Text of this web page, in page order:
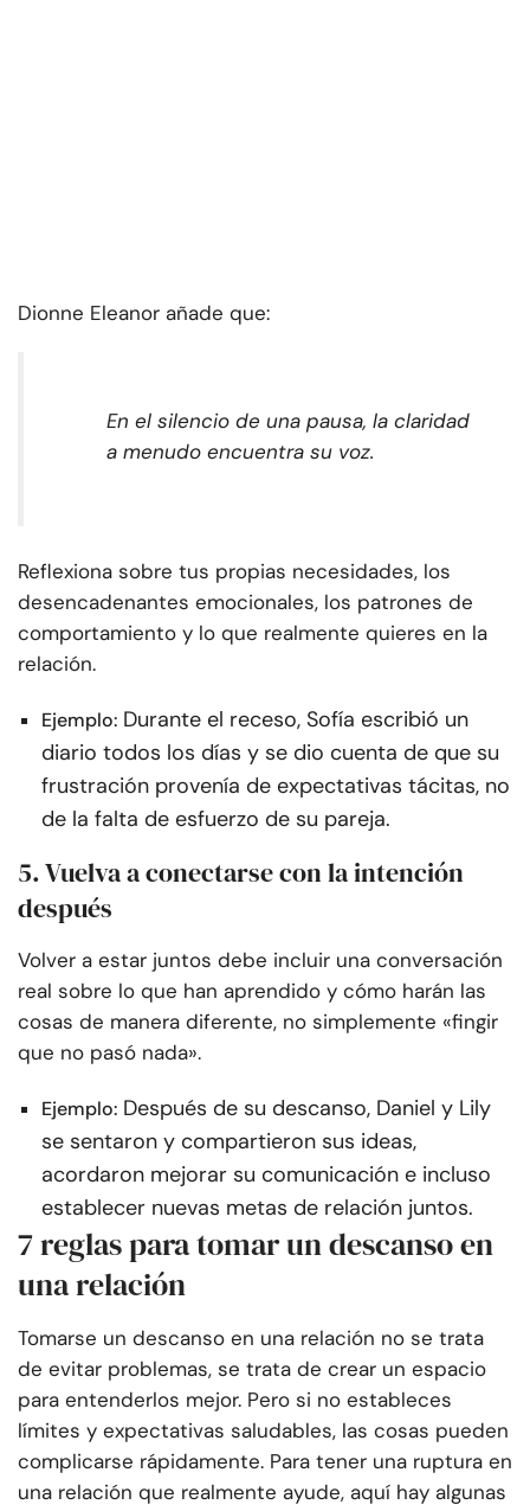
Dionne Eleanor añade que:
En el silencio de una pausa, la claridad
a menudo encuentra su voz.
Reflexiona sobre tus propias necesidades, los
desencadenantes emocionales, los patrones de
comportamiento y lo que realmente quieres en la
relación.
Ejemplo: Durante el receso, Sofía escribió un
diario todos los días y se dio cuenta de que su
frustración provenía de expectativas tácitas, no
de la falta de esfuerzo de su pareja.
5. Vuelva a conectarse con la intención
después
Volver a estar juntos debe incluir una conversación
real sobre lo que han aprendido y cómo harán las
cosas de manera diferente, no simplemente «fingir
que no pasó nada».
Ejemplo: Después de su descanso, Daniel y Lily
se sentaron y compartieron sus ideas,
acordaron mejorar su comunicación e incluso
establecer nuevas metas de relación juntos.
7 reglas para tomar un descanso en
una relación
Tomarse un descanso en una relación no se trata
de evitar problemas, se trata de crear un espacio
para entenderlos mejor. Pero si no estableces
límites y expectativas saludables, las cosas pueden
complicarse rápidamente. Para tener una ruptura en
una relación que realmente ayude, aquí hay algunas